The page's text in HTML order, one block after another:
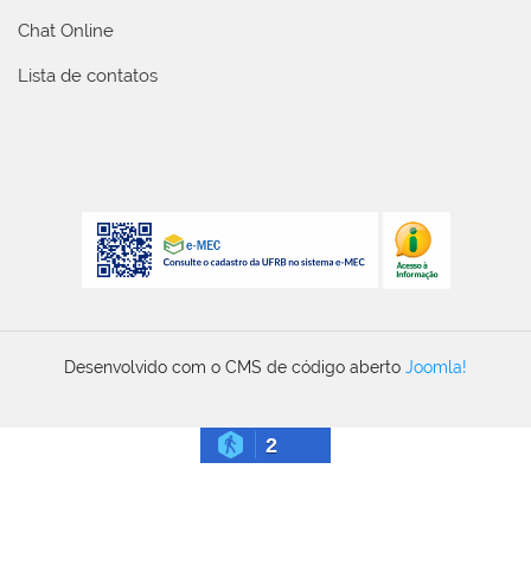
Chat Online
Lista de contatos
Desenvolvido com o CMS de código aberto Joomla!
2